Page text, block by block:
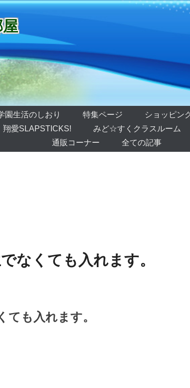
園生活のしおり 特集ページ ショッピン
翔愛SLAPSTICKS! みど☆すくクラスルーム
通販コーナー
全ての記事
なくても入れます。
も入れます。